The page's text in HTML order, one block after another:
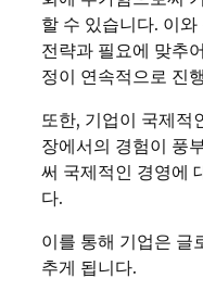
할 수 있습니다. 이
전략과 필요에 맞추
정이 연속적으로 진
또한, 기업이 국제적
장에서의 경험이 풍
써 국제적인 경영에
다.
이를 통해 기업은 글
추게 됩니다.